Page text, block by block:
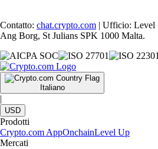
Contatto: chat.crypto.com | Ufficio: Level
Ang Borg, St Julians SPK 1000 Malta.
Italiano
|
USD
Prodotti
Crypto.com AppOnchainLevel Up
Mercati